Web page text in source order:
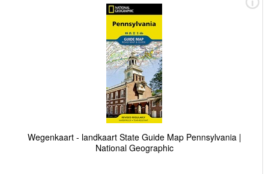
Wegenkaart - landkaart State Guide Map Pennsylvania |
National Geographic